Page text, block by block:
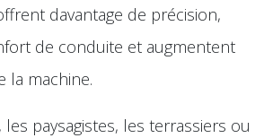
davantage de précision,
de conduite et augmentent
la machine.
paysagistes, les terrassiers ou